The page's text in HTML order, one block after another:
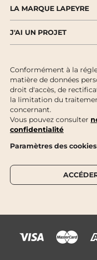
LA MARQUE LAPEYRE
J'AI UN PROJET
Conformément à la
matière de données
droit d'accès, de
la limitation du
concernant.
Vous pouvez consulter
confidentialité
Paramètres des cookies